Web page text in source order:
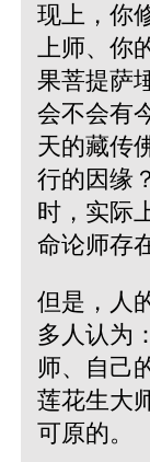
现上，你
上师、你
果菩提萨
会不会有
天的藏传
行的因缘
时，实际
命论师存
但是，人
多人认为
师、自己
莲花生大
可原的。